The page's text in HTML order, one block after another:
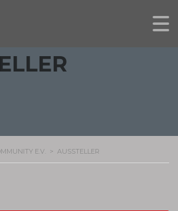
E.V. > AUSSTELLER